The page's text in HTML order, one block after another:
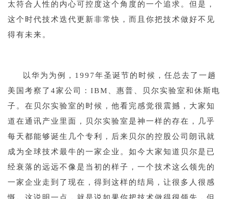
太符合人性的内心可控度这个角度的一个追求。但是，
这个时代技术迭代更新非常快，而且你把技术做好不见
得有未来。
以华为为例，1997年圣诞节的时候 ，任总去了一趟
美国考察了4家公司：IBM、惠普、贝尔实验室和休斯电
子。在贝尔实验室的时候，他看完感觉很震撼，大家知
道在通讯产业里面，贝尔实验室是神一样的存在，几乎
每天都能够诞生几个专利，后来贝尔的控股公司朗讯就
成为全球技术最牛的一家企业。如今大家知道贝尔是已
经衰落的远远不像是当初的样子，一个技术这么领先的
一家企业走到了现在，得到这样的结局，让很多人很感
慨。这说明一点，就是说如果你把技术做得很领先，但